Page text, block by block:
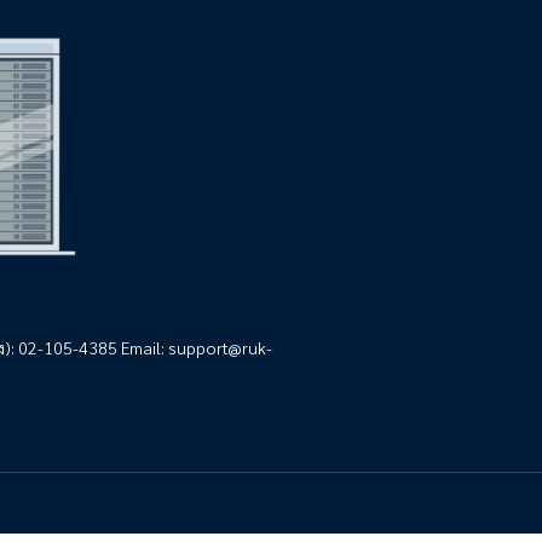
02-105-4385 Email: support@ruk-